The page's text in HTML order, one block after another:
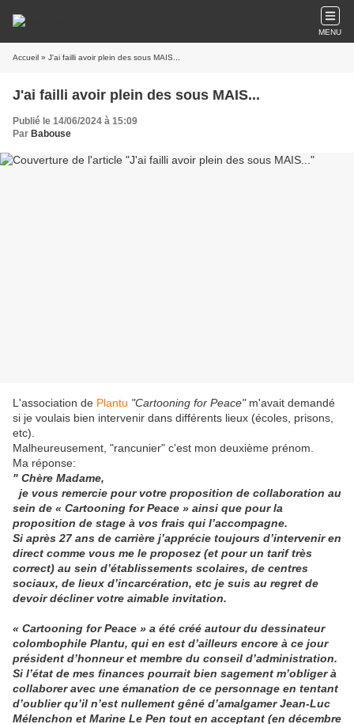
MENU
Accueil » J'ai failli avoir plein des sous MAIS...
J'ai failli avoir plein des sous MAIS...
Publié le 14/06/2024 à 15:09
Par Babouse
L'association de Plantu "Cartooning for Peace"m'avait demandé
si je voulais bien intervenir dans différents lieux (écoles, prisons,
etc).
Malheureusement, "rancunier" c'est mon deuxième prénom.
Ma réponse:
" Chère Madame,
je vous remercie pour votre proposition de collaboration au
sein de « Cartooning for Peace » ainsi que pour la
proposition de stage à vos frais qui l’accompagne.
Si après 27 ans de carrière j’apprécie toujours d’intervenir en
direct comme vous me le proposez (et pour un tarif très
correct) au sein d’établissements scolaires, de centres
sociaux, de lieux d’incarcération, etc je suis au regret de
devoir décliner votre aimable invitation.
« Cartooning for Peace » a été créé autour du dessinateur
colombophile Plantu, qui en est d’ailleurs encore à ce jour
président d’honneur et membre du conseil d’administration.
Si l’état de mes finances pourrait bien sagement m’obliger à
collaborer avec une émanation de ce personnage en tentant
d’oublier qu’il n’est nullement gêné d’amalgamer Jean-Luc
Mélenchon et Marine Le Pen tout en acceptant (en décembre